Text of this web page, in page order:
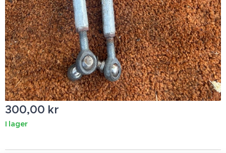
300,00 kr
I lager